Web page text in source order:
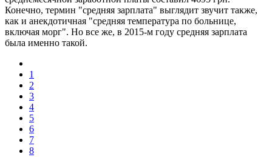
Конечно, термин "средняя зарплата" выглядит звучит также,
как и анекдотичная "средняя температура по больнице,
включая морг". Но все же, в 2015-м году средняя зарплата
была именно такой.
1
2
3
4
5
6
7
8